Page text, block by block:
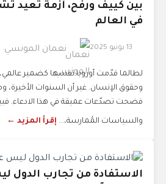
بين كييف ورفح، أزمة تعيد
في العالم
13 يونيو 2025 نعمان المونسي
لطالما قدّمت أوروبا نفسها كضمير
وحقوق الإنسان. غير أن السنوات
فضحت تصدّعات عميقة في هذا الادعاء.
والسياسات المُمارسة،... إقرأ المزيد ←
الاستفادة من تجارب الدول